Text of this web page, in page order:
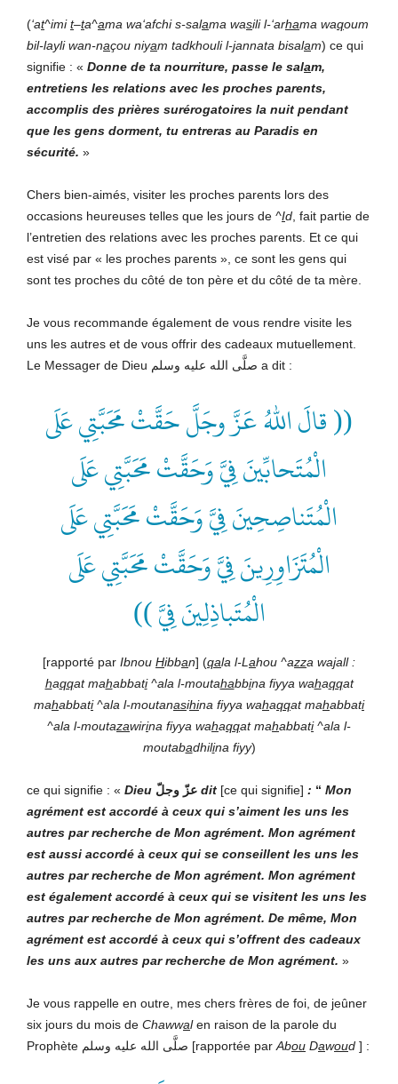
(‘at^imit–ta^ama wa‘afchi s-salama wasili l-‘arhama waqoum
bil-layli wan-naçou niyam tadkhouli l-jannata bisalam) ce qui
signifie : « Donne de ta nourriture, passe le salam,
entretiens les relations avec les proches parents,
accomplis des prières surérogatoires la nuit pendant
que les gens dorment, tu entreras au Paradis en
sécurité. »
Chers bien-aimés, visiter les proches parents lors des
occasions heureuses telles que les jours de ^Id , fait partie de
l’entretien des relations avec les proches parents. Et ce qui
est visé par « les proches parents », ce sont les gens qui
sont tes proches du côté de ton père et du côté de ta mère.
Je vous recommande également de vous rendre visite les
uns les autres et de vous offrir des cadeaux mutuellement.
Le Messager de Dieu صلَّى الله عليه وسلم a dit :
(( قالَ اللهُ عَزَّ وجَلَّ حَقَّتْ مَحَبَّتِي عَلَى
الْمُتَحابِّينَ فِيَّ وَحَقَّتْ مَحَبَّتِي عَلَى
الْمُتَناصِحِينَ فِيَّ وَحَقَّتْ مَحَبَّتِي عَلَى
الْمُتَزَاوِرِينَ فِيَّ وَحَقَّتْ مَحَبَّتِي عَلَى
الْمُتَباذِلِينَ فِيَّ ))
[rapporté par Ibnou Hibban] (qala l-L ahou ^azza wajall :
haqqat mahabbati^ala l-moutahabbina fiyya wahaqqat
mahabbati^ala l-moutanasihina fiyya wahaqqat mahabbati
^ala l-moutazawirina fiyya wahaqqat mahabbati^ala l-
moutabadhilina fiyy)
ce qui signifie : « Dieu عزّ وجلّ dit [ce qui signifie] : “ Mon
agrément est accordé à ceux qui s’aiment les uns les
autres par recherche de Mon agrément. Mon agrément
est aussi accordé à ceux qui se conseillent les uns les
autres par recherche de Mon agrément. Mon agrément
est également accordé à ceux qui se visitent les uns les
autres par recherche de Mon agrément. De même, Mon
agrément est accordé à ceux qui s’offrent des cadeaux
les uns aux autres par recherche de Mon agrément. »
Je vous rappelle en outre, mes chers frères de foi, de jeûner
six jours du mois de Chawwalen raison de la parole du
Prophète صلَّى الله عليه وسلم [rapportée par Abou Dawoud ] :